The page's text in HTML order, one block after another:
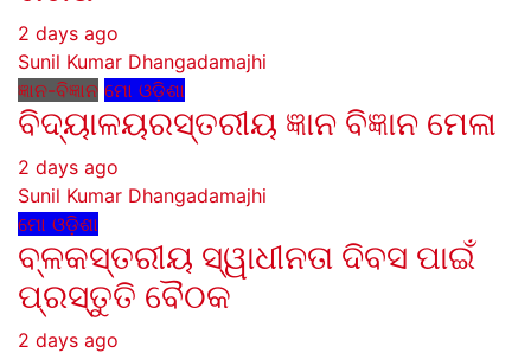
2 days ago
Sunil Kumar Dhangadamajhi
ଜ୍ଞାନ-ବିଜ୍ଞାନ ମୋ ଓଡ଼ିଶା
ବିଦ୍ୟାଳୟରସ୍ତରୀୟ ଜ୍ଞାନ ବିଜ୍ଞାନ ମେଳା
2 days ago
Sunil Kumar Dhangadamajhi
ମୋ ଓଡ଼ିଶା
ବ୍ଳକସ୍ତରୀୟ ସ୍ୱାଧୀନତା ଦିବସ ପାଇଁ
ପ୍ରସ୍ତୁତି ବୈଠକ
2 days ago